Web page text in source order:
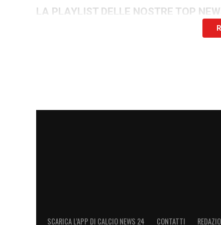
LA PLAYLIST DELLE NOSTRE TOP
SCARICA L’APP DI CALCIO NEWS 24 CONTATTI